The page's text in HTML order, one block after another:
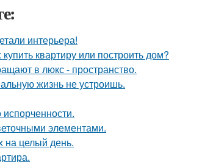
интерьера!
квартиру или построить дом?
в люкс - пространство.
жизнь не устроишь.
элементами.
на целый день.